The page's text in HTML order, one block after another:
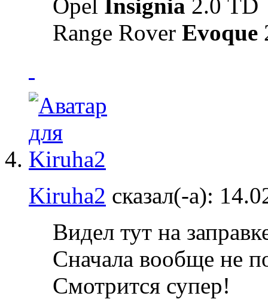
Opel Insignia 2.0 ТD
Range Rover Evoque
Kiruha2 сказал(-а):
Видел тут на
Сначала вообще не
Смотрится супер!